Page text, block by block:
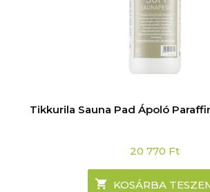
Tikkurila Sauna Pad Ápoló
20 770 Ft
KOSÁRBA